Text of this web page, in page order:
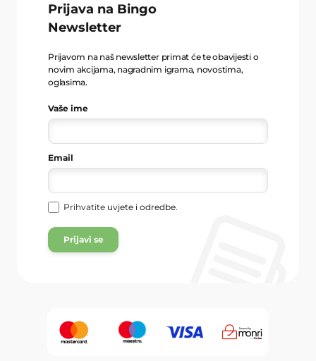
Prijava na Bingo
Newsletter
Prijavom na naš newsletter primat će te obavijesti o
novim akcijama, nagradnim igrama, novostima,
oglasima.
Vaše ime
Email
Prihvatite uvjete i odredbe.
Prijavi se